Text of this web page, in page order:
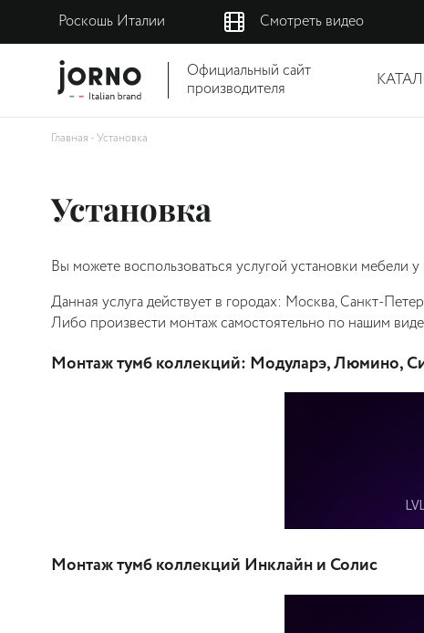
Роскошь Италии Смотреть видео
Официальный сайт
производителя
Главная -Установка
Установка
Вы можете воспользоваться услугой установки
Данная услуга действует в городах: Москва, Санкт-
Либо произвести монтаж самостоятельно по нашим
Монтаж тумб коллекций: Модуларэ, Люмино,
Монтаж тумб коллекций Инклайн и Солис